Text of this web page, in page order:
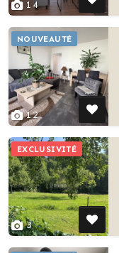
14
12
NOUVEAUTÉ
3
EXCLUSIVITÉ